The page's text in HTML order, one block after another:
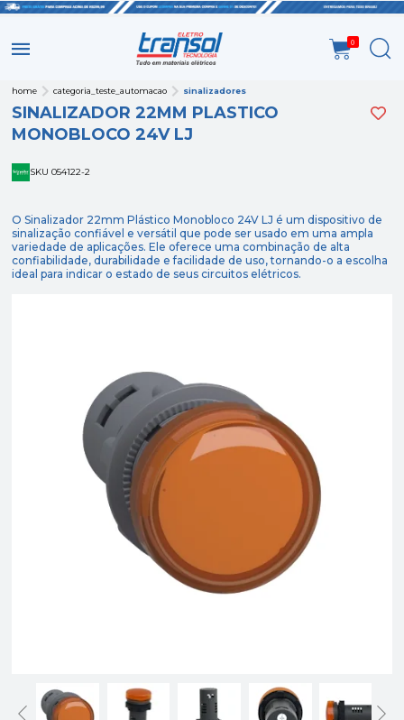
0
home categoria_teste_automacao sinalizadores
SINALIZADOR 22MM PLASTICO
MONOBLOCO 24V LJ
SKU 054122-2
O Sinalizador 22mm Plástico Monobloco 24V LJ é um dispositivo de
sinalização confiável e versátil que pode ser usado em uma ampla
variedade de aplicações. Ele oferece uma combinação de alta
confiabilidade, durabilidade e facilidade de uso, tornando-o a escolha
ideal para indicar o estado de seus circuitos elétricos.